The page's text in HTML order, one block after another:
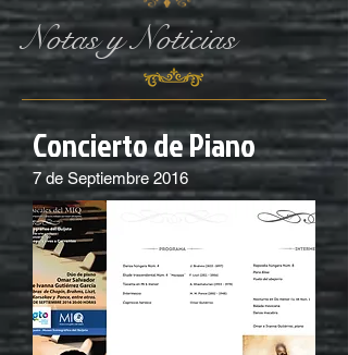
Notas y Noticias
Concierto de Piano
7 de Septiembre 2016